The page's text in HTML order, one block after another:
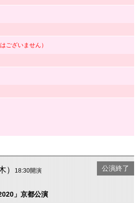
ございません）
）18:30開演
」京都公演
公演終了